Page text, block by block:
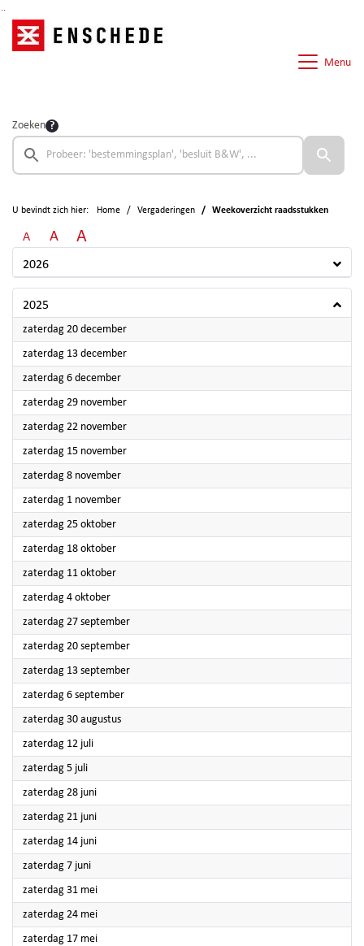
Menu
Zoeken
U bevindt zich hier: Home Vergaderingen Weekoverzicht raadsstukken
A A A
2026
2025
zaterdag 20 december2025
zaterdag 13 december2025
zaterdag 6 december2025
zaterdag 29 november2025
zaterdag 22 november2025
zaterdag 15 november2025
zaterdag 8 november2025
zaterdag 1 november2025
zaterdag 25 oktober2025
zaterdag 18 oktober2025
zaterdag 11 oktober2025
zaterdag 4 oktober2025
zaterdag 27 september2025
zaterdag 20 september2025
zaterdag 13 september2025
zaterdag 6 september2025
zaterdag 30 augustus2025
zaterdag 12 juli2025
zaterdag 5 juli2025
zaterdag 28 juni2025
zaterdag 21 juni2025
zaterdag 14 juni2025
zaterdag 7 juni2025
zaterdag 31 mei2025
zaterdag 24 mei2025
zaterdag 17 mei2025